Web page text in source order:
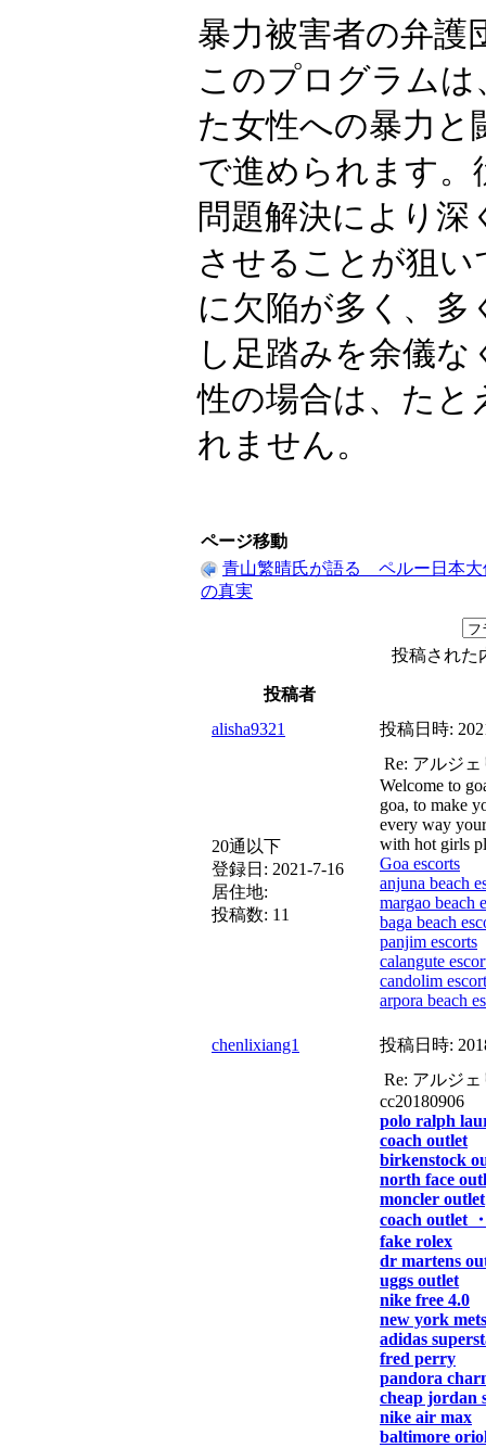
暴力被害者の弁護
このプログラム
た女性への暴力
で進められます。
問題解決により深
させることが狙
に欠陥が多く、
し足踏みを余儀
性の場合は、たと
れません。
ページ移動
青山繁晴氏が語る ペルー日本大
の真実
投稿された
投稿者
alisha9321
投稿日時:
20通以下
登録日: 2021-7-16
居住地:
投稿数: 11
Re: アルジ
Welcome to
goa, to make
every way
with hot girls
Goa escorts
anjuna beach
margao beach
baga beach
panjim escorts
calangute
candolim
arpora beach
chenlixiang1 投稿日時:
Re: アルジ
cc20180906
polo ralph
coach outlet
birkenstock
north face
moncler outlet
coach outlet
fake rolex
dr martens
uggs outlet
nike free 4.0
new york
adidas
fred perry
pandora
cheap jordan
nike air max
baltimore